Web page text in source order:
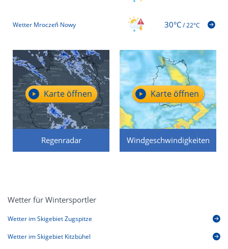
Wetter Mroczeń Nowy 30°C/22°C
Regenradar
Karte öffnen
Windgeschwindigkeiten
Karte öffnen
Wetter für Wintersportler
Wetter im Skigebiet Zugspitze
Wetter im Skigebiet Kitzbühel